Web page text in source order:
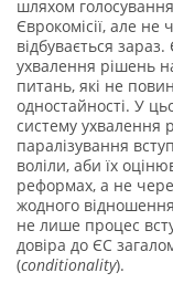
шляхом
Єврокомісії, але не
відбувається
ухвалення рішень
питань, які не
одностайності. У
систему ухвалення
паралізування
воліли, аби їх
реформах, а не
жодного
не лише процес
довіра до ЄС
(conditionality).